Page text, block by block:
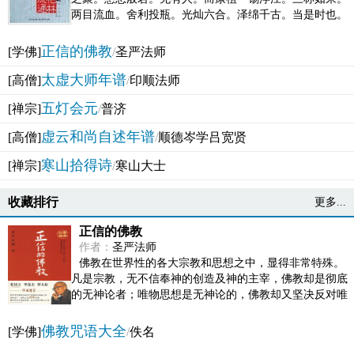
两目流血。舍利投瓶。光灿六合。泽绵千古。当是时也。
[学佛]正信的佛教/圣严法师
[高僧]太虚大师年谱/印顺法师
[禅宗]五灯会元/普济
[高僧]虚云和尚自述年谱/顺德岑学吕宽贤
[禅宗]寒山拾得诗/寒山大士
收藏排行 更多...
正信的佛教
作者： 圣严法师
佛教在世界性的各大宗教和思想之中，显得非常特殊。
凡是宗教，无不信奉神的创造及神的主宰，佛教却是彻底
的无神论者；唯物思想是无神论的，佛教却又坚决反对唯
[学佛]佛教咒语大全/佚名